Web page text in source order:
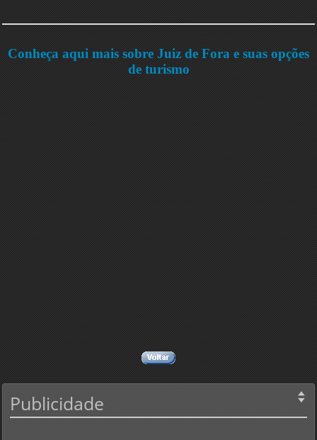
Conheça aqui mais sobre Juiz de Fora e suas opções
de turismo
Publicidade